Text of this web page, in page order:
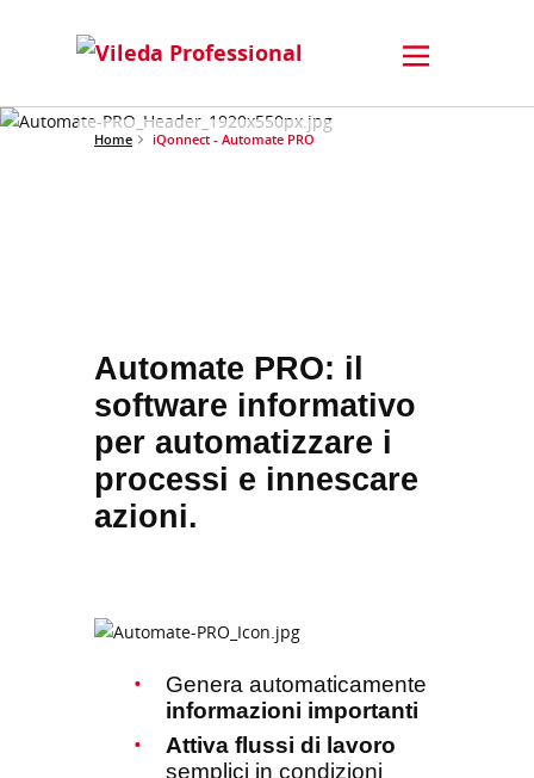
Home iQonnect - Automate PRO
Automate PRO: il
software informativo
per automatizzare i
processi e innescare
azioni.
Genera automaticamente
informazioni importanti
Attiva flussi di lavoro
semplici in condizioni